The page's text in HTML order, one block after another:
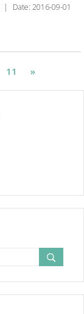
| Date: 2016-09-01
11 »